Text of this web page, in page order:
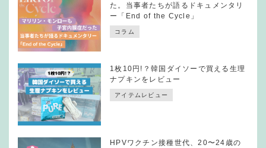
た。当事者たちが語るドキュメンタリ
ー「End of the Cycle」
コラム
1枚10円!？韓国ダイソーで買える生理
ナプキンをレビュー
アイテムレビュー
HPVワクチン接種世代、20〜24歳の